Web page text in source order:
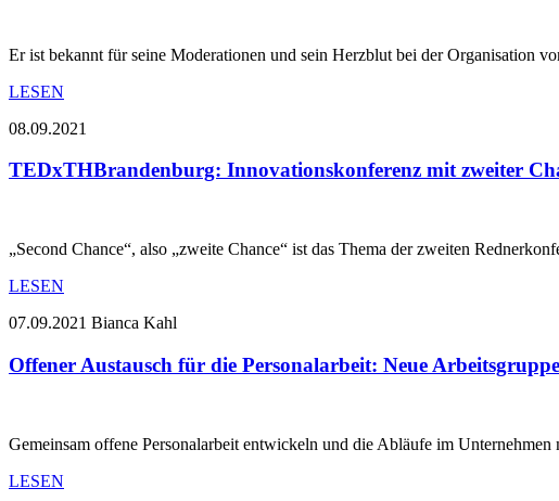
Er ist bekannt für seine Moderationen und sein Herzblut bei der Organisation
LESEN
08.09.2021
TEDxTHBrandenburg: Innovationskonferenz mit zweiter
„Second Chance“, also „zweite Chance“ ist das Thema der zweiten
LESEN
07.09.2021 Bianca Kahl
Offener Austausch für die Personalarbeit: Neue
Gemeinsam offene Personalarbeit entwickeln und die Abläufe im
LESEN